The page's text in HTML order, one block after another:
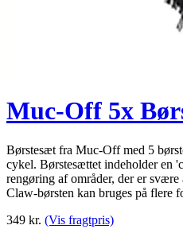
Muc-Off 5x
Børstesæt fra Muc-Off med 5
cykel. Børstesættet indeholder en
rengøring af områder, der er
Claw-børsten kan bruges på flere
349 kr. (Vis fragtpris)